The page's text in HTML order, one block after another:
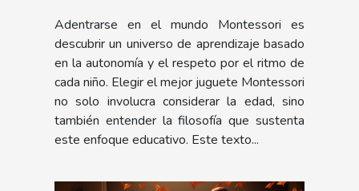
Adentrarse en el mundo Montessori es
descubrir un universo de aprendizaje basado
en la autonomía y el respeto por el ritmo de
cada niño. Elegir el mejor juguete Montessori
no solo involucra considerar la edad, sino
también entender la filosofía que sustenta
este enfoque educativo. Este texto...